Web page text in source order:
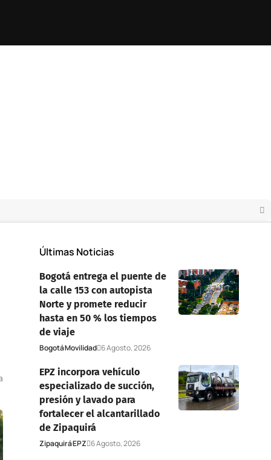
Últimas Noticias
Bogotá entrega el puente de
la calle 153 con autopista
Norte y promete reducir
hasta en 50 % los tiempos
de viaje
BogotáMovilidad 6 Agosto, 2026
EPZ incorpora vehículo
especializado de succión,
presión y lavado para
fortalecer el alcantarillado
de Zipaquirá
ZipaquiráEPZ 6 Agosto, 2026